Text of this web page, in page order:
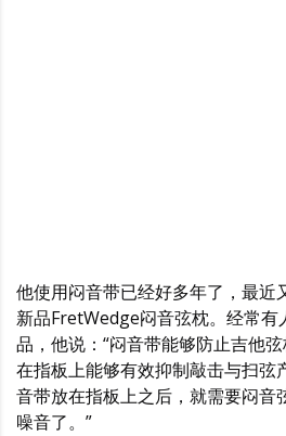
他使用闷音带已经好多年了，最近
新品FretWedge闷音弦枕。经常有
品，他说：“闷音带能够防止吉他
在指板上能够有效抑制敲击与扫弦
音带放在指板上之后，就需要闷音
噪音了。”